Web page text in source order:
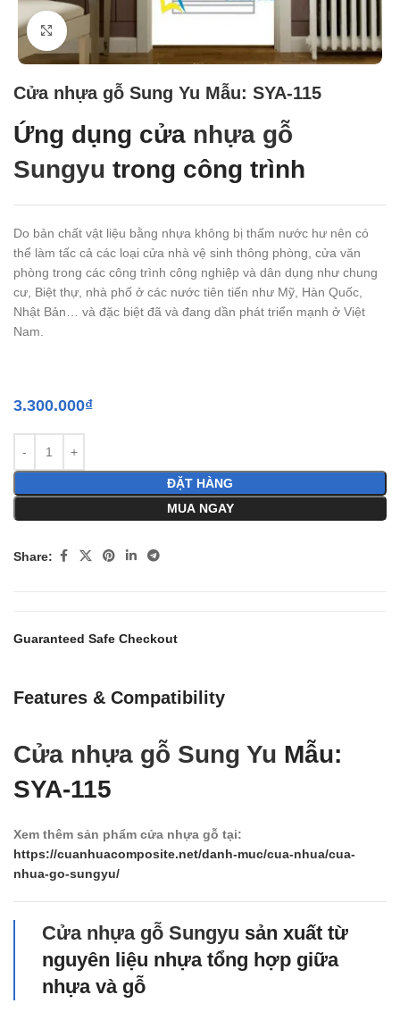
Click to enlarge
Cửa nhựa gỗ Sung Yu Mẫu: SYA-115
Ứng dụng cửa nhựa gỗ
Sungyu trong công trình
Do bản chất vật liệu bằng nhựa không bị thấm nước hư nên có
thể làm tấc cả các loại cửa nhà vệ sinh thông phòng, cửa văn
phòng trong các công trình công nghiệp và dân dụng như chung
cư, Biệt thự, nhà phố ở các nước tiên tiến như Mỹ, Hàn Quốc,
Nhật Bản… và đặc biệt đã và đang dần phát triển mạnh ở Việt
Nam.
3.300.000₫
ĐẶT HÀNG
MUA NGAY
Share:
Guaranteed Safe Checkout
Features & Compatibility
Cửa nhựa gỗ Sung Yu Mẫu:
SYA-115
Xem thêm sản phẩm cửa nhựa gỗ tại:
https://cuanhuacomposite.net/danh-muc/cua-nhua/cua-
nhua-go-sungyu/
Cửa nhựa gỗ Sungyu sản xuất từ
nguyên liệu nhựa tổng hợp giữa
nhựa và gỗ